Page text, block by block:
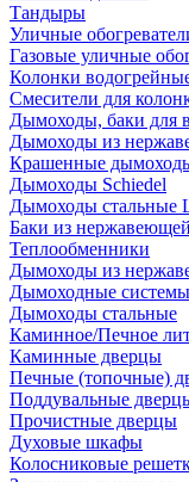
Тандыры
Уличные
Газовые уличные
Колонки
Смесители для
Дымоходы, баки для
Дымоходы из
Крашенные
Дымоходы Schiedel
Дымоходы стальные
Баки из
Теплообменники
Дымоходы из
Дымоходные системы
Дымоходы стальные
Каминное/Печное
Каминные дверцы
Печные (топочные)
Поддувальные
Прочистные дверцы
Духовые шкафы
Колосниковые